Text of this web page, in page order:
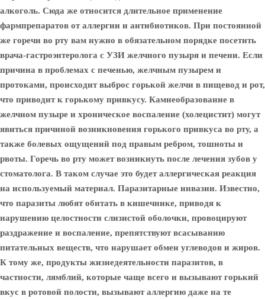
алкоголь. Сюда же относится длительное применение
фармпрепаратов от аллергии и антибиотиков. При постоянной
же горечи во рту вам нужно в обязательном порядке посетить
врача-гастроэнтеролога с УЗИ желчного пузыря и печени. Если
причина в проблемах с печенью, желчным пузырем и
протоками, происходит выброс горькой желчи в пищевод и рот,
что приводит к горькому привкусу. Камнеобразование в
желчном пузыре и хроническое воспаление (холецистит) могут
явиться причиной возникновения горького привкуса во рту, а
также болевых ощущений под правым ребром, тошноты и
рвоты. Горечь во рту может возникнуть после лечения зубов у
стоматолога. В таком случае это будет аллергическая реакция
на используемый материал. Паразитарные инвазии. Известно,
что паразиты любят обитать в кишечнике, приводя к
нарушению целостности слизистой оболочки, провоцируют
раздражение и воспаление, препятствуют всасыванию
питательных веществ, что нарушает обмен углеводов и жиров.
К тому же, продукты жизнедеятельности паразитов, в
частности, лямблий, которые чаще всего и вызывают горький
вкус в ротовой полости, вызывают аллергию даже на те